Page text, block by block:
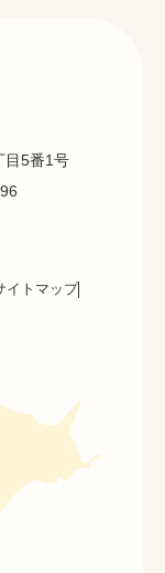
目5番1号
イトマップ